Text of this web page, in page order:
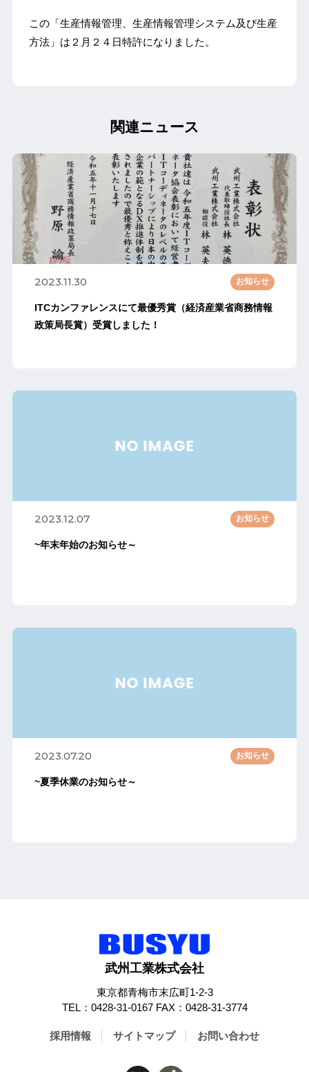
この「生産情報管理、生産情報管理システム及び生産
方法」は２月２４日特許になりました。
関連ニュース
2023.11.30 お知らせ
ITCカンファレンスにて最優秀賞（経済産業省商務情報
政策局長賞）受賞しました！
2023.12.07 お知らせ
~年末年始のお知らせ～
2023.07.20 お知らせ
~夏季休業のお知らせ～
武州工業株式会社
東京都青梅市末広町1-2-3
TEL：0428-31-0167 FAX：0428-31-3774
採用情報 サイトマップ お問い合わせ